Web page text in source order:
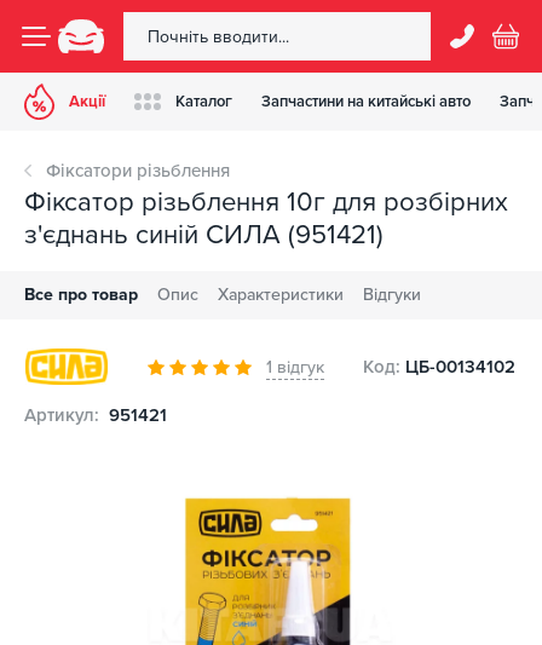
Акції Каталог Запчастини на китайські авто
Фіксатори різьблення
Фіксатор різьблення 10г для розбірних
з'єднань синій СИЛА (951421)
Все про товар Опис Характеристики Відгуки
1 відгук Код: ЦБ-00134102
Артикул: 951421